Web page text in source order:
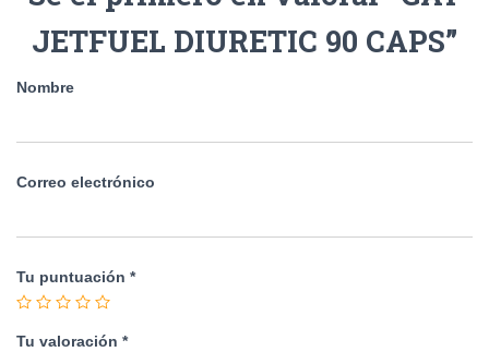
JETFUEL DIURETIC 90 CAPS”
Nombre
Correo electrónico
Tu puntuación *
Tu valoración *